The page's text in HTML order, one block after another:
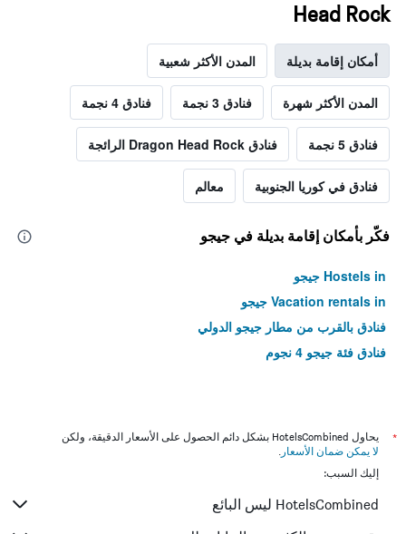
Head Rock
أمكان إقامة بديلة المدن الأكثر شعبية
المدن الأكثر شهرة فنادق 3 نجمة فنادق 4 نجمة
فنادق 5 نجمة فنادق Dragon Head Rock الرائجة
فنادق في كوريا الجنوبية معالم
فكّر بأمكان إقامة بديلة في جيجو
Hostels in جيجو
Vacation rentals in جيجو
فنادق بالقرب من مطار جيجو الدولي
فنادق فئة جيجو 4 نجوم
*
يحاول HotelsCombined بشكل دائم الحصول على الأسعار الدقيقة، ولكن
لا يمكن ضمان الأسعار .
إليك السبب:
HotelsCombined ليس البائع